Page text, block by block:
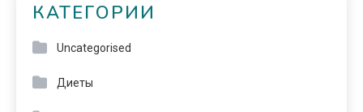
КАТЕГОРИИ
Uncategorised
Диеты